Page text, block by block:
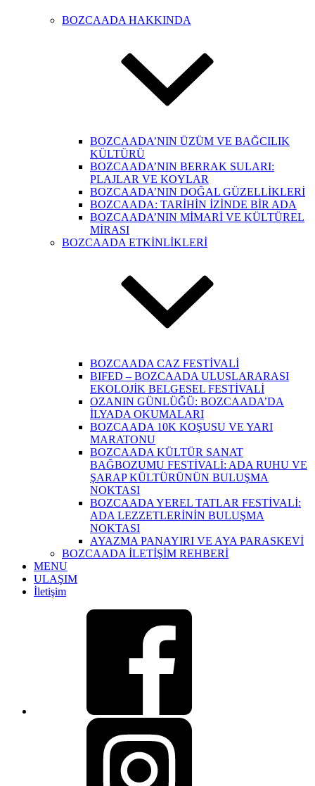
BOZCAADA HAKKINDA
BOZCAADA’NIN ÜZÜM VE BAĞCILIK
KÜLTÜRÜ
BOZCAADA’NIN BERRAK SULARI:
PLAJLAR VE KOYLAR
BOZCAADA’NIN DOĞAL GÜZELLİKLERİ
BOZCAADA: TARİHİN İZİNDE BİR ADA
BOZCAADA’NIN MİMARİ VE KÜLTÜREL
MİRASI
BOZCAADA ETKİNLİKLERİ
BOZCAADA CAZ FESTİVALİ
BIFED – BOZCAADA ULUSLARARASI
EKOLOJİK BELGESEL FESTİVALİ
OZANIN GÜNLÜĞÜ: BOZCAADA’DA
İLYADA OKUMALARI
BOZCAADA 10K KOŞUSU VE YARI
MARATONU
BOZCAADA KÜLTÜR SANAT
BAĞBOZUMU FESTİVALİ: ADA RUHU VE
ŞARAP KÜLTÜRÜNÜN BULUŞMA
NOKTASI
BOZCAADA YEREL TATLAR FESTİVALİ:
ADA LEZZETLERİNİN BULUŞMA
NOKTASI
AYAZMA PANAYIRI VE AYA PARASKEVİ
BOZCAADA İLETİŞİM REHBERİ
MENU
ULAŞIM
İletişim